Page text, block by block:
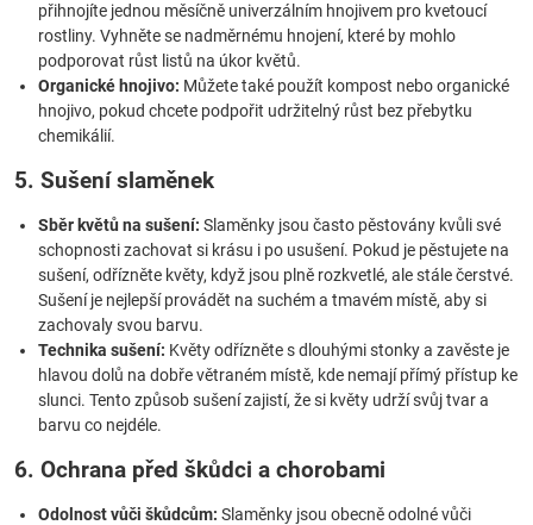
přihnojíte jednou měsíčně univerzálním hnojivem pro kvetoucí
rostliny. Vyhněte se nadměrnému hnojení, které by mohlo
podporovat růst listů na úkor květů.
Organické hnojivo: Můžete také použít kompost nebo organické
hnojivo, pokud chcete podpořit udržitelný růst bez přebytku
chemikálií.
5. Sušení slaměnek
Sběr květů na sušení: Slaměnky jsou často pěstovány kvůli své
schopnosti zachovat si krásu i po usušení. Pokud je pěstujete na
sušení, odřízněte květy, když jsou plně rozkvetlé, ale stále čerstvé.
Sušení je nejlepší provádět na suchém a tmavém místě, aby si
zachovaly svou barvu.
Technika sušení: Květy odřízněte s dlouhými stonky a zavěste je
hlavou dolů na dobře větraném místě, kde nemají přímý přístup ke
slunci. Tento způsob sušení zajistí, že si květy udrží svůj tvar a
barvu co nejdéle.
6. Ochrana před škůdci a chorobami
Odolnost vůči škůdcům: Slaměnky jsou obecně odolné vůči